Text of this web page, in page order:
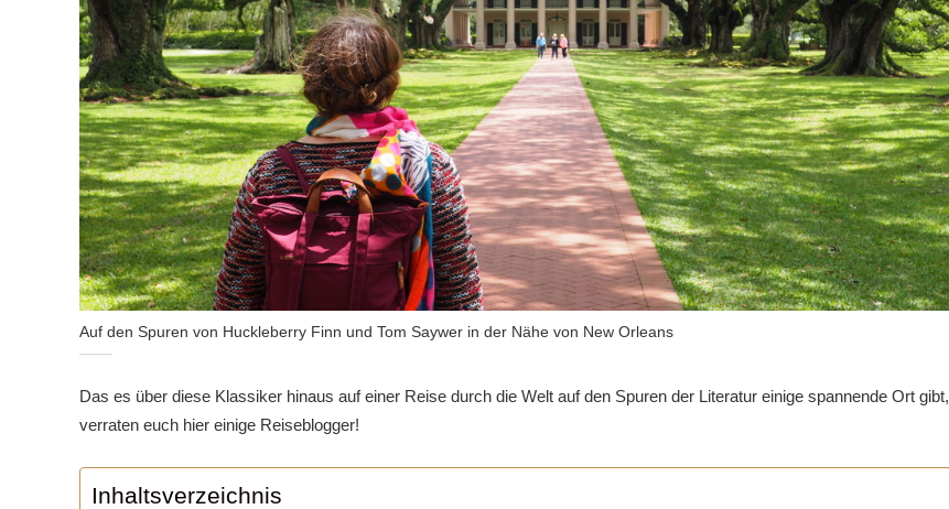
Auf den Spuren von Huckleberry Finn und Tom Saywer in der Nähe von New Orleans
Das es über diese Klassiker hinaus auf einer Reise durch die Welt auf den Spuren der Literatur einige spannende Ort gibt,
verraten euch hier einige Reiseblogger!
Inhaltsverzeichnis